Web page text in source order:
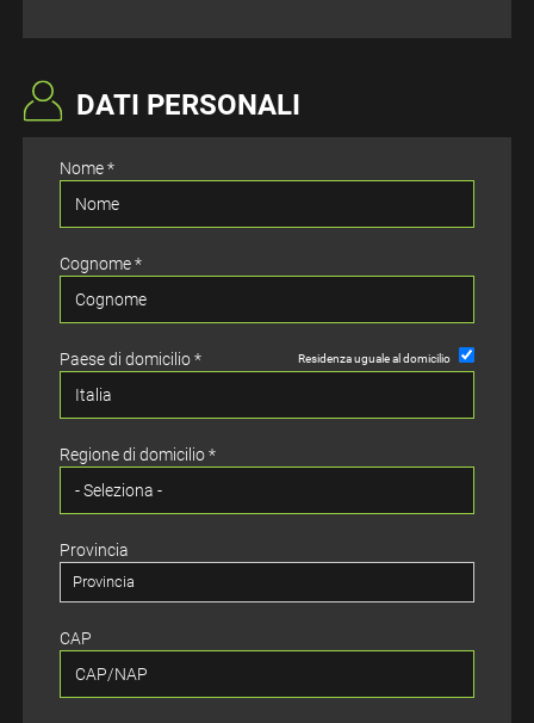
IT
DE
ES
DATI PERSONALI
Nome *
Cognome *
Paese di domicilio * Residenza uguale al domicilio
Regione di domicilio *
Provincia
Provincia
CAP